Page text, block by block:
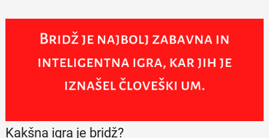
Kakšna igra je bridž?